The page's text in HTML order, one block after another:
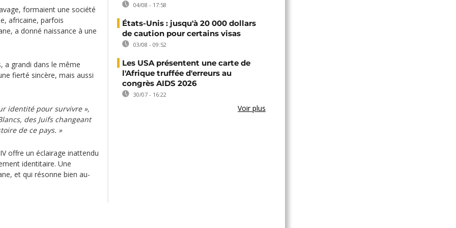
formaient une société
africaine, parfois
a donné naissance à une
a grandi dans le même
fierté sincère, mais aussi
identité pour survivre »,
des Juifs changeant
de ce pays. »
offre un éclairage inattendu
identitaire. Une
et qui résonne bien au-
04/08 - 17:58
États-Unis : jusqu'à 20 000 dollars
de caution pour certains visas
03/08 - 09:52
Les USA présentent une carte de
l'Afrique truffée d'erreurs au
congrès AIDS 2026
30/07 - 16:22
Voir plus